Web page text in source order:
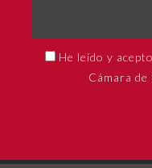
He leído y
Cámara